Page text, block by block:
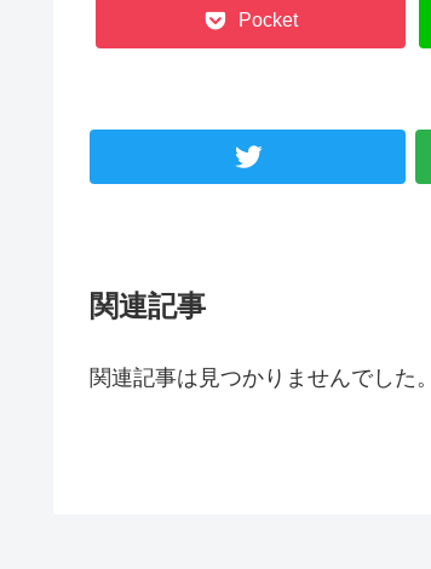
Pocket
関連記事
関連記事は見つかりませんでした。